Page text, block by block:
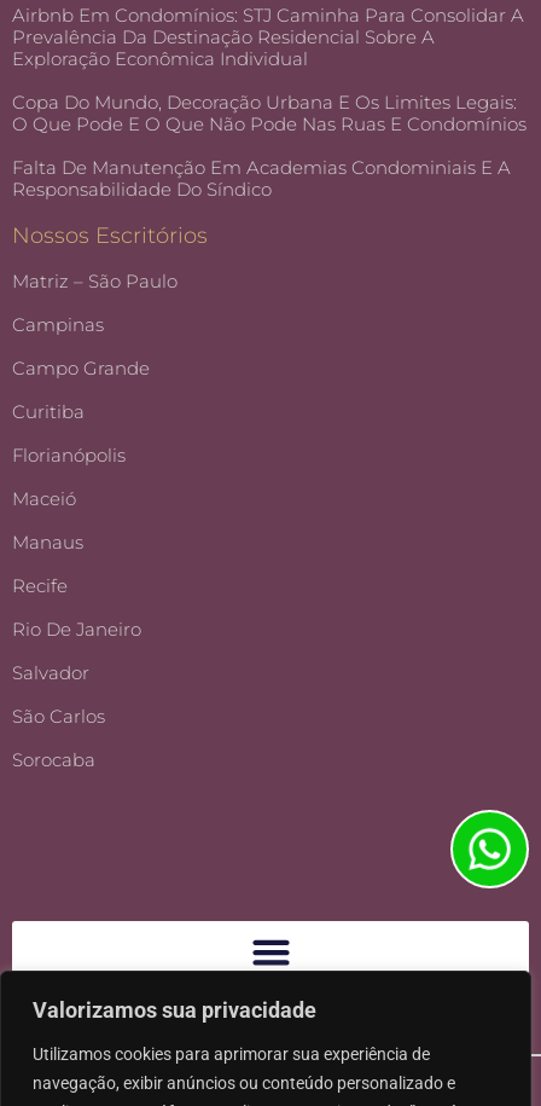
Valorizamos sua privacidade
Utilizamos cookies para aprimorar sua experiência de
navegação, exibir anúncios ou conteúdo personalizado e
Airbnb Em Condomínios: STJ Caminha Para Consolidar A
Prevalência Da Destinação Residencial Sobre A
Exploração Econômica Individual
Copa Do Mundo, Decoração Urbana E Os Limites Legais:
O Que Pode E O Que Não Pode Nas Ruas E Condomínios
Falta De Manutenção Em Academias Condominiais E A
Responsabilidade Do Síndico
Nossos Escritórios
Matriz – São Paulo
Campinas
Campo Grande
Curitiba
Florianópolis
Maceió
Manaus
Recife
Rio De Janeiro
Salvador
São Carlos
Sorocaba